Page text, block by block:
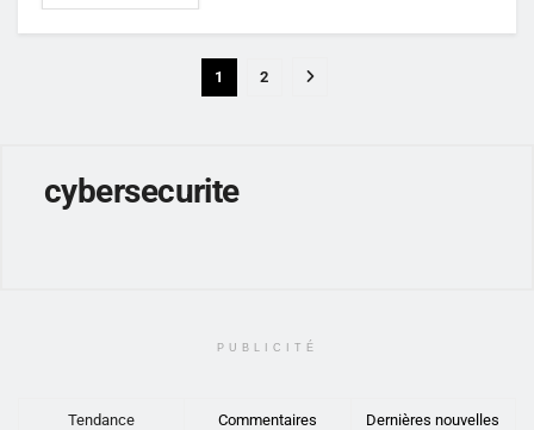
1 2
cybersecurite
PUBLICITÉ
Tendance Commentaires Dernières nouvelles